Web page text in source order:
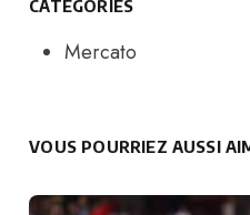
CATEGORIES
Mercato
VOUS POURRIEZ AUSSI